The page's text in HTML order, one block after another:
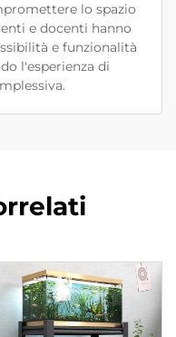
lo spazio
e docenti hanno
e funzionalità
l'esperienza di